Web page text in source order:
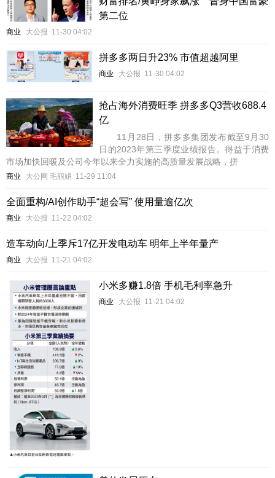
第二位
商业 大公报 11-30 04:02
拼多多两日升23% 市值超越阿里
商业 大公报 11-30 04:02
抢占海外消费旺季 拼多多Q3营收688.4
亿
11月28日，拼多多集团发布截至9月30
日的2023年第三季度业绩报告。得益于消费
市场加快回暖及公司今年以来全力实施的高质量发展战略，拼
商业 大公网 毛丽娟 11-29 11:04
全面重构/AI创作助手“超会写” 使用量逾亿次
商业 大公报 11-22 04:02
造车动向/上季斥17亿开发电动车 明年上半年量产
商业 大公报 11-21 04:02
小米多赚1.8倍 手机毛利率急升
商业 大公报 11-21 04:02